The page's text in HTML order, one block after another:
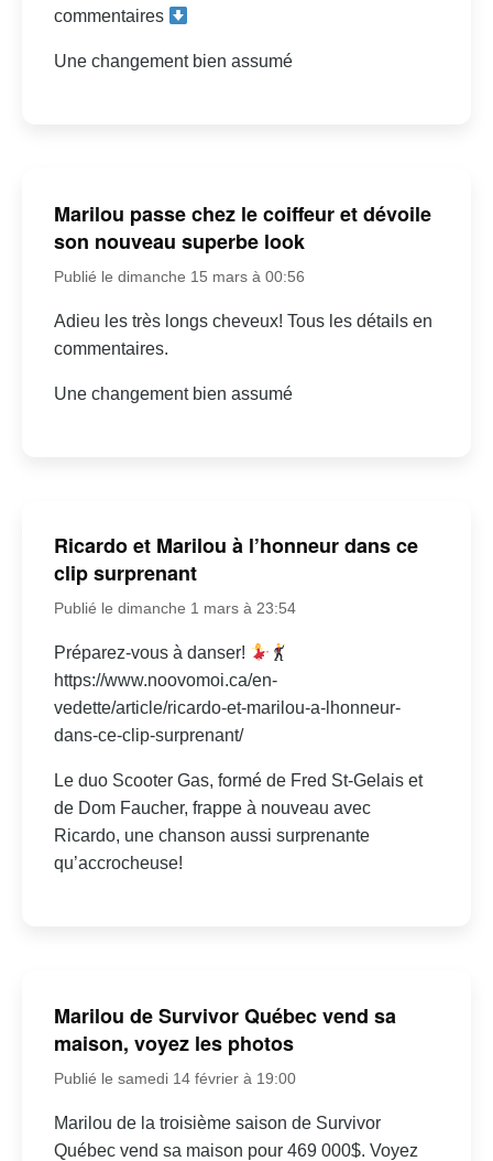
commentaires
Une changement bien assumé
Marilou passe chez le coiffeur et dévoile
son nouveau superbe look
Publié le dimanche 15 mars à 00:56
Adieu les très longs cheveux! Tous les détails en
commentaires.
Une changement bien assumé
Ricardo et Marilou à l’honneur dans ce
clip surprenant
Publié le dimanche 1 mars à 23:54
Préparez-vous à danser!
https://www.noovomoi.ca/en-
vedette/article/ricardo-et-marilou-a-lhonneur-
dans-ce-clip-surprenant/
Le duo Scooter Gas, formé de Fred St-Gelais et
de Dom Faucher, frappe à nouveau avec
Ricardo, une chanson aussi surprenante
qu’accrocheuse!
Marilou de Survivor Québec vend sa
maison, voyez les photos
Publié le samedi 14 février à 19:00
Marilou de la troisième saison de Survivor
Québec vend sa maison pour 469 000$. Voyez